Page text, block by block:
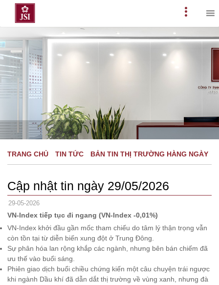
content
Primary
Menu
TRANG CHỦ TIN TỨC BẢN TIN THỊ TRƯỜNG HÀNG NGÀY
Cập nhật tin ngày 29/05/2026
29-05-2026
VN-Index tiếp tục đi ngang (VN-Index -0,01%)
VN-Index khởi đầu gần mốc tham chiếu do tâm lý thận trọng vẫn
còn tồn tại từ diễn biến xung đột ở Trung Đông.
Sự phân hóa lan rộng khắp các ngành, nhưng bên bán chiếm đã
ưu thế vào buổi sáng.
Phiên giao dịch buổi chiều chứng kiến ​​một câu chuyện trái ngược
khi ngành Dầu khí đã dẫn dắt thị trường về vùng xanh, nhưng đà